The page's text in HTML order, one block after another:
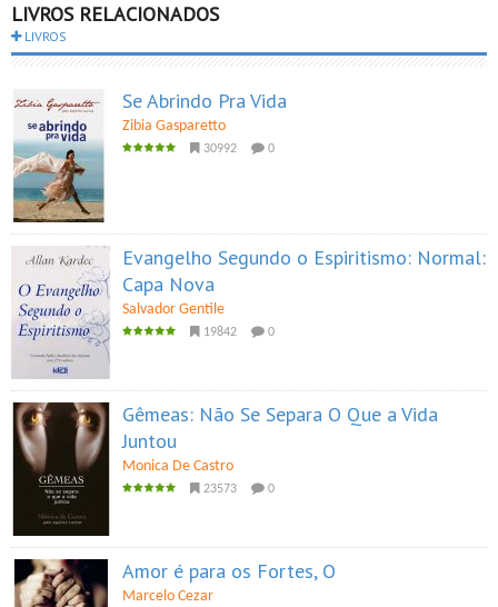
LIVROS RELACIONADOS
LIVROS
Se Abrindo Pra Vida
Zibia Gasparetto
30992 0
Evangelho Segundo o Espiritismo: Normal:
Capa Nova
Salvador Gentile
19842 0
Gêmeas: Não Se Separa O Que a Vida
Juntou
Monica De Castro
23573 0
Amor é para os Fortes, O
Marcelo Cezar